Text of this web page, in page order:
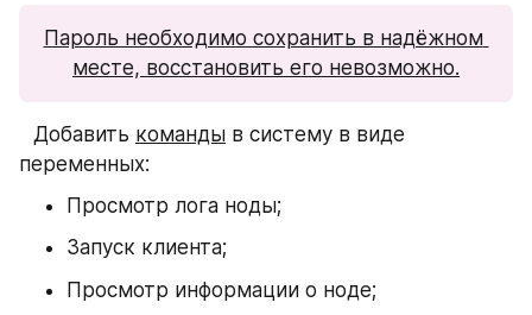
Пароль необходимо сохранить в надёжном
месте, восстановить его невозможно.
⠀Добавить команды в систему в виде
переменных:
Просмотр лога ноды;
Запуск клиента;
Просмотр информации о ноде;